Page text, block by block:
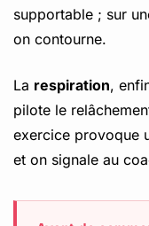
supportable ; sur
on contourne.
La respiration,
pilote le
exercice provoque
et on signale au